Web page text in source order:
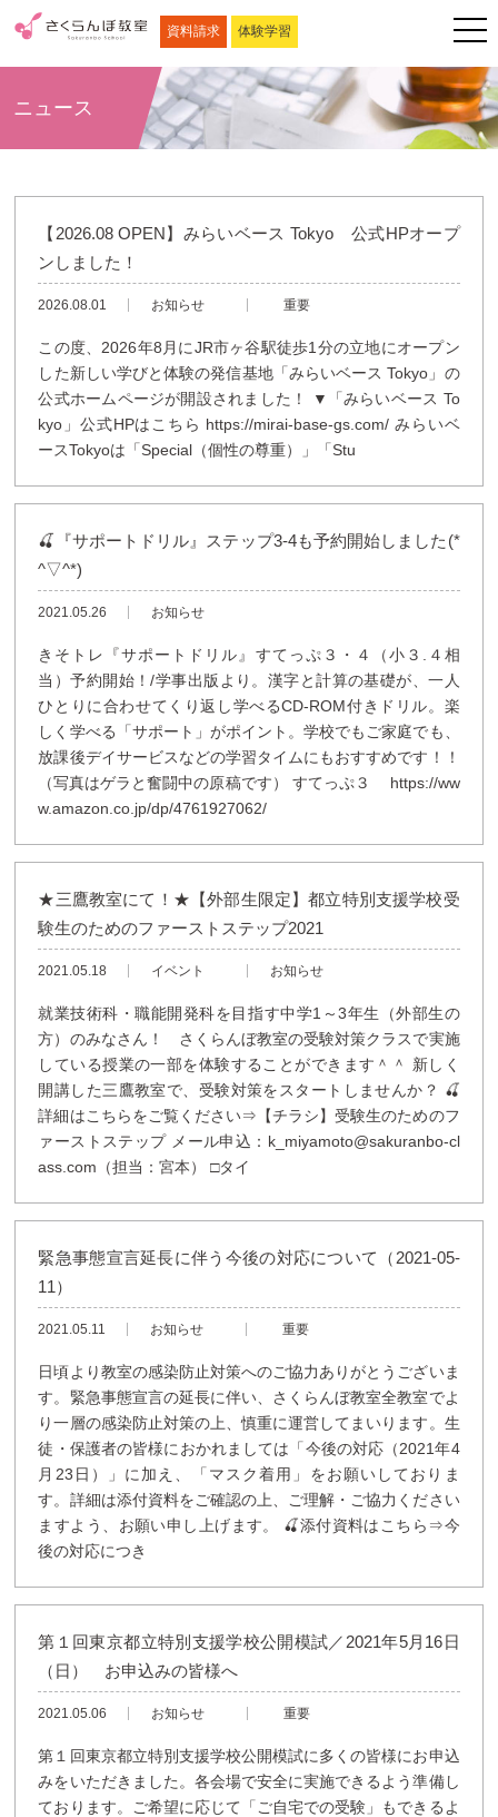
資料請求 体験学習
ニュース
【2026.08 OPEN】みらいベース Tokyo 公式HPオープ
ンしました！
2026.08.01 お知らせ 重要
この度、2026年8月にJR市ヶ谷駅徒歩1分の立地にオープン
した新しい学びと体験の発信基地「みらいベース Tokyo」の
公式ホームページが開設されました！ ▼「みらいベース To
kyo」公式HPはこちら https://mirai-base-gs.com/ みらいベ
ースTokyoは「Special（個性の尊重）」「Stu
🍒『サポートドリル』ステップ3-4も予約開始しました(*
^▽^*)
2021.05.26 お知らせ
きそトレ『サポートドリル』すてっぷ３・４（小３.４相
当）予約開始！/学事出版より。漢字と計算の基礎が、一人
ひとりに合わせてくり返し学べるCD-ROM付きドリル。楽
しく学べる「サポート」がポイント。学校でもご家庭でも、
放課後デイサービスなどの学習タイムにもおすすめです！！
（写真はゲラと奮闘中の原稿です） すてっぷ３ https://ww
w.amazon.co.jp/dp/4761927062/
★三鷹教室にて！★【外部生限定】都立特別支援学校受
験生のためのファーストステップ2021
2021.05.18 イベント お知らせ
就業技術科・職能開発科を目指す中学1～3年生（外部生の
方）のみなさん！ さくらんぼ教室の受験対策クラスで実施
している授業の一部を体験することができます＾＾ 新しく
開講した三鷹教室で、受験対策をスタートしませんか？ 🍒
詳細はこちらをご覧ください⇒【チラシ】受験生のためのフ
ァーストステップ メール申込：k_miyamoto@sakuranbo-cl
ass.com（担当：宮本） □タイ
緊急事態宣言延長に伴う今後の対応について（2021-05-
11）
2021.05.11 お知らせ 重要
日頃より教室の感染防止対策へのご協力ありがとうございま
す。緊急事態宣言の延長に伴い、さくらんぼ教室全教室でよ
り一層の感染防止対策の上、慎重に運営してまいります。生
徒・保護者の皆様におかれましては「今後の対応（2021年4
月23日）」に加え、「マスク着用」をお願いしておりま
す。詳細は添付資料をご確認の上、ご理解・ご協力ください
ますよう、お願い申し上げます。 🍒添付資料はこちら⇒今
後の対応につき
第１回東京都立特別支援学校公開模試／2021年5月16日
（日） お申込みの皆様へ
2021.05.06 お知らせ 重要
第１回東京都立特別支援学校公開模試に多くの皆様にお申込
みをいただきました。各会場で安全に実施できるよう準備し
ております。ご希望に応じて「ご自宅での受験」もできるよ